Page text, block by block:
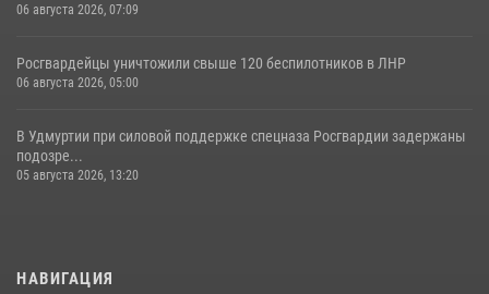
06 августа 2026, 07:09
Росгвардейцы уничтожили свыше 120 беспилотников в ЛНР
06 августа 2026, 05:00
В Удмуртии при силовой поддержке спецназа Росгвардии задержаны
подозре...
05 августа 2026, 13:20
НАВИГАЦИЯ